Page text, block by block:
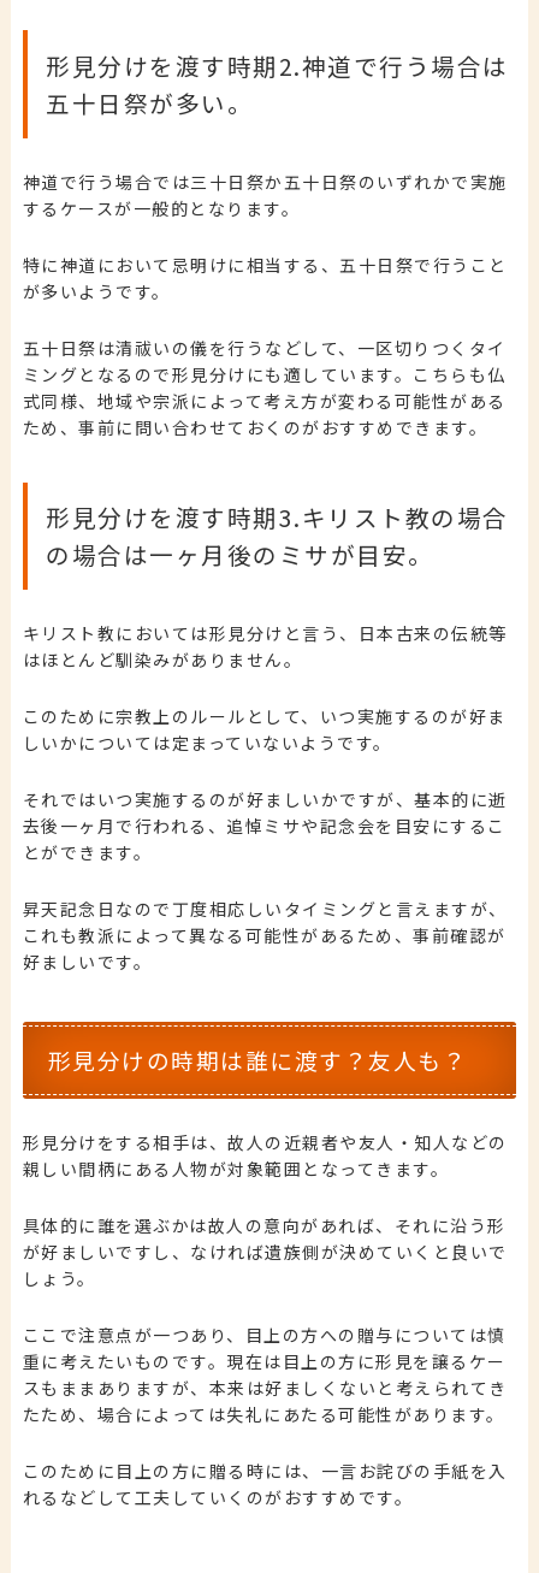
形見分けを渡す時期2.神道で行う場合は
五十日祭が多い。
神道で行う場合では三十日祭か五十日祭のいずれかで実施
するケースが一般的となります。
特に神道において忌明けに相当する、五十日祭で行うこと
が多いようです。
五十日祭は清祓いの儀を行うなどして、一区切りつくタイ
ミングとなるので形見分けにも適しています。こちらも仏
式同様、地域や宗派によって考え方が変わる可能性がある
ため、事前に問い合わせておくのがおすすめできます。
形見分けを渡す時期3.キリスト教の場合
の場合は一ヶ月後のミサが目安。
キリスト教においては形見分けと言う、日本古来の伝統等
はほとんど馴染みがありません。
このために宗教上のルールとして、いつ実施するのが好ま
しいかについては定まっていないようです。
それではいつ実施するのが好ましいかですが、基本的に逝
去後一ヶ月で行われる、追悼ミサや記念会を目安にするこ
とができます。
昇天記念日なので丁度相応しいタイミングと言えますが、
これも教派によって異なる可能性があるため、事前確認が
好ましいです。
形見分けの時期は誰に渡す？友人も？
形見分けをする相手は、故人の近親者や友人・知人などの
親しい間柄にある人物が対象範囲となってきます。
具体的に誰を選ぶかは故人の意向があれば、それに沿う形
が好ましいですし、なければ遺族側が決めていくと良いで
しょう。
ここで注意点が一つあり、目上の方への贈与については慎
重に考えたいものです。現在は目上の方に形見を譲るケー
スもままありますが、本来は好ましくないと考えられてき
たため、場合によっては失礼にあたる可能性があります。
このために目上の方に贈る時には、一言お詫びの手紙を入
れるなどして工夫していくのがおすすめです。